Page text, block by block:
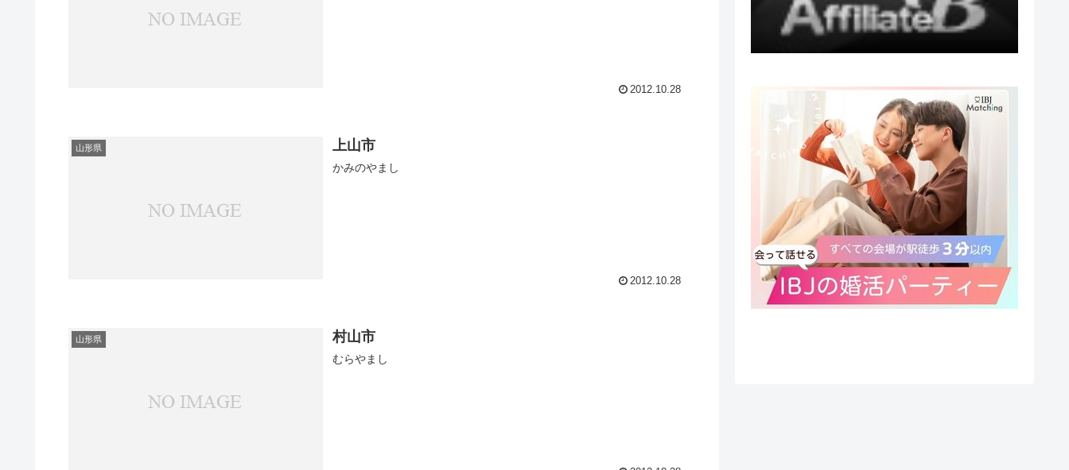
2012.10.28
山形県 上山市
かみのやまし
2012.10.28
山形県 村山市
むらやまし